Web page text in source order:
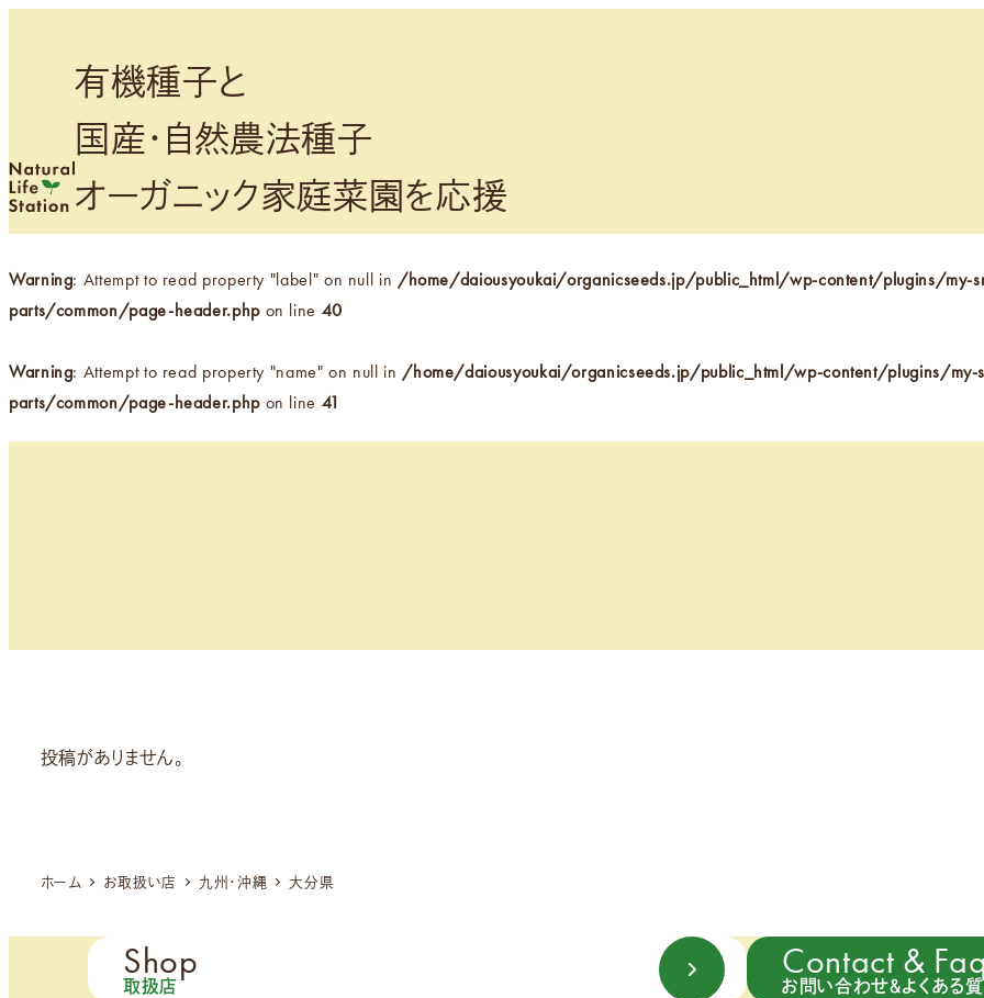
テ
ン
ツ
へ
有機種子と
国産・自然農法種子
オーガニック家庭菜園を応援
Warning: Attempt to read property "label" on null in /home/daiousyoukai/organicseeds.jp/public_html/wp-content/plugins/my-
parts/common/page-header.phpon line 40
Warning: Attempt to read property "name" on null in /home/daiousyoukai/organicseeds.jp/public_html/wp-content/plugins/
parts/common/page-header.phpon line 41
投稿がありません。
ホーム お取扱い店 九州・沖縄 大分県
Shop
取扱店
Contact &
お問い合わせ＆よくある